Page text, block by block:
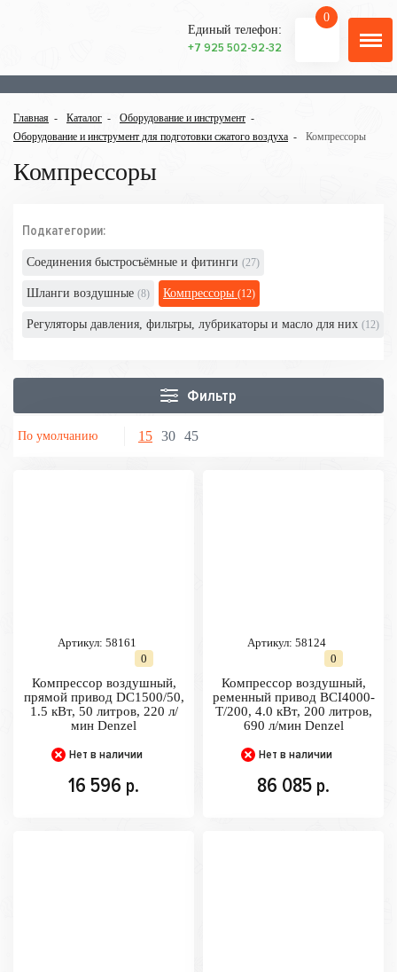
Единый телефон:
+7 925 502-92-32
0
Главная Каталог
Оборудование и инструмент
Оборудование и инструмент для подготовки сжатого воздуха
Компрессоры
Компрессоры
Подкатегории:
Соединения быстросъёмные и фитинги (27)
Шланги воздушные (8) Компрессоры (12)
Регуляторы давления, фильтры, лубрикаторы и масло для них (12)
Фильтр
По умолчанию 15 30 45
Артикул: 58161
0
Компрессор воздушный,
прямой привод DC1500/50,
1.5 кВт, 50 литров, 220 л/
мин Denzel
Нет в наличии
16 596 р.
Артикул: 58124
0
Компрессор воздушный,
ременный привод BCI4000-
T/200, 4.0 кВт, 200 литров,
690 л/мин Denzel
Нет в наличии
86 085 р.